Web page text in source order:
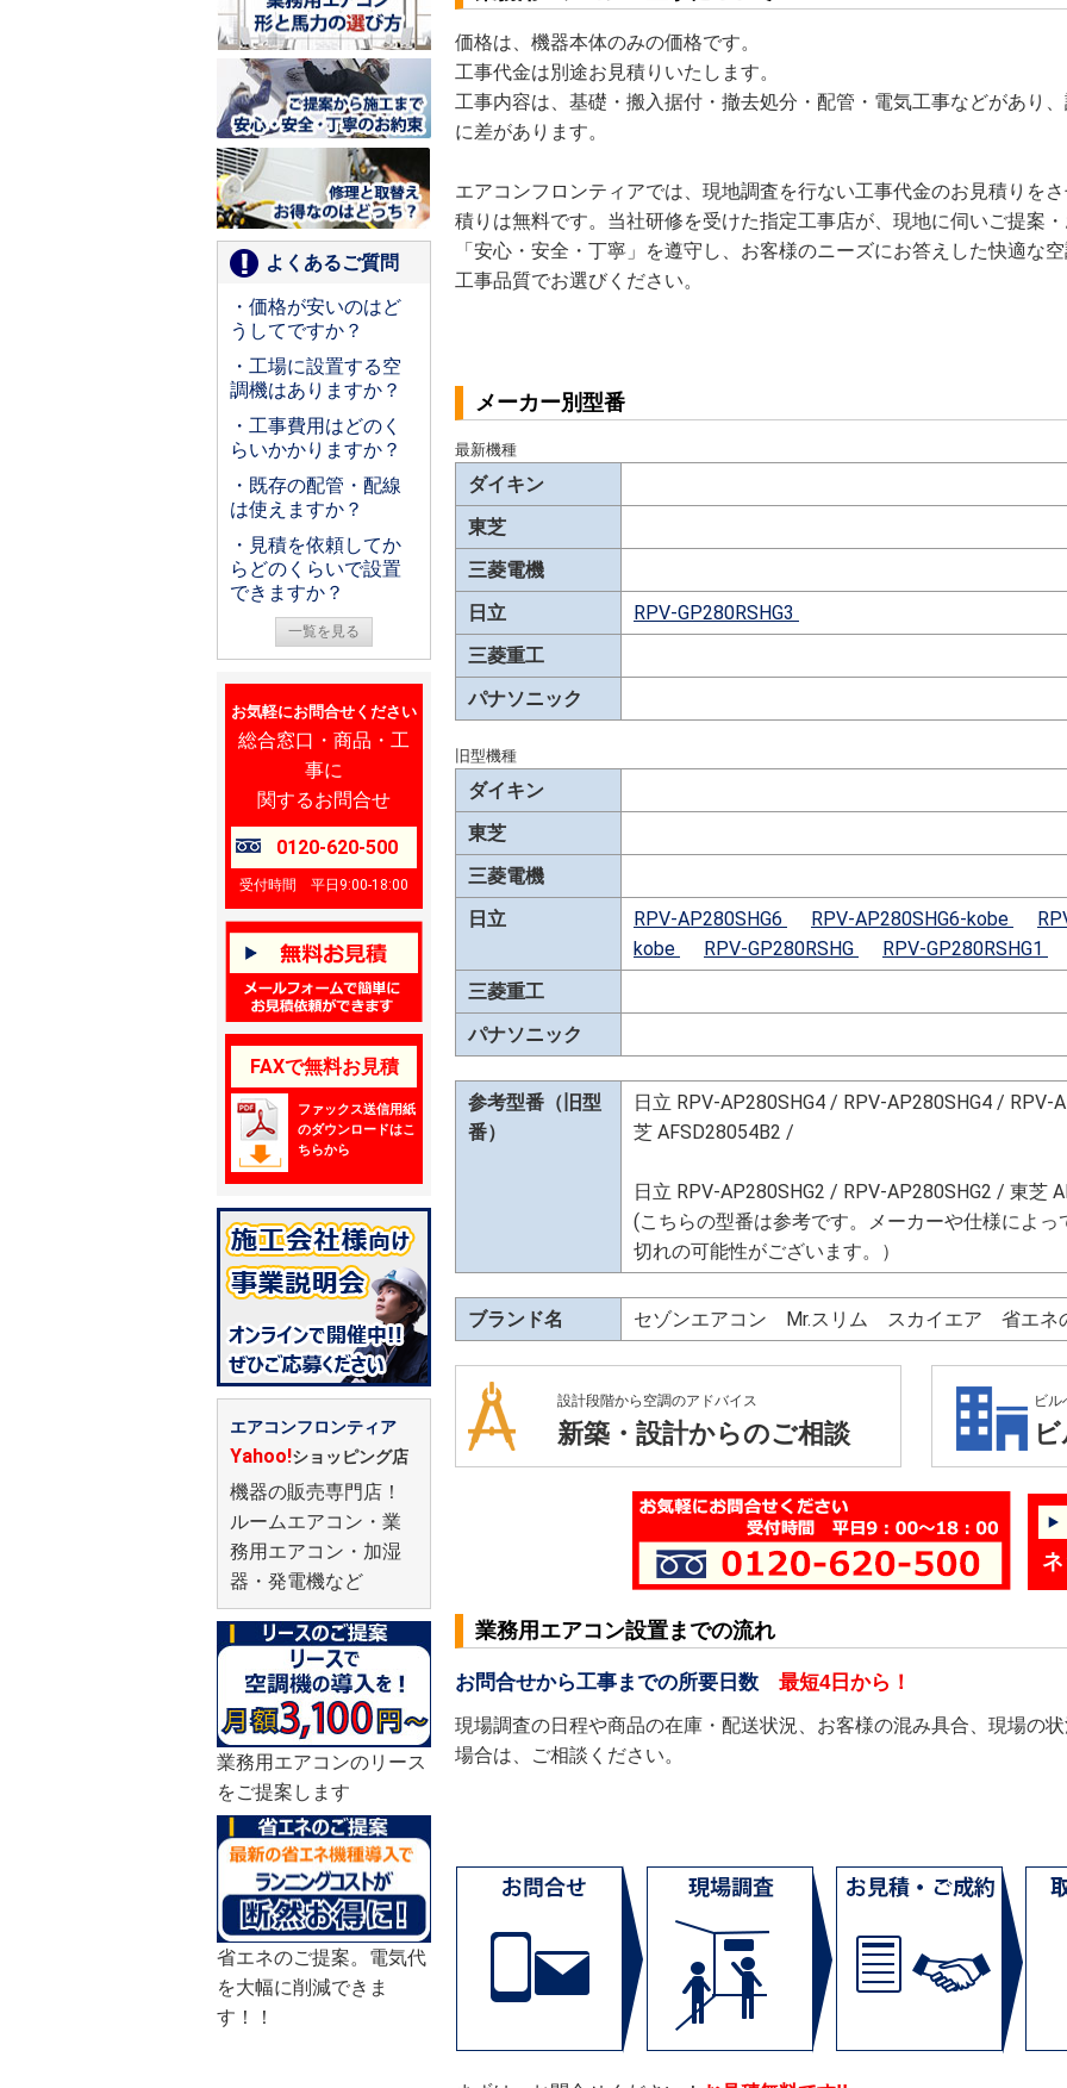
よくあるご質問
・価格が安いのはど
うしてですか？
・工場に設置する空
調機はありますか？
・工事費用はどのく
らいかかりますか？
・既存の配管・配線
は使えますか？
・見積を依頼してか
らどのくらいで設置
できますか？
一覧を見る
お気軽にお問合せください
総合窓口・商品・工
事に
関するお問合せ
0120-620-500
受付時間 平日9:00-18:00
FAXで無料お見積
ファックス送信用紙
のダウンロードはこ
ちらから
エアコンフロンティア
Yahoo!ショッピング店
機器の販売専門店！
ルームエアコン・業
務用エアコン・加湿
器・発電機など
業務用エアコンのリース
をご提案します
省エネのご提案。電気代
を大幅に削減できま
す！！
価格は、機器本体のみの価格です。
工事代金は別途お見積りいたします。
工事内容は、基礎・搬入据付・撤去処分・配管・電気工事などがあり
に差があります。
エアコンフロンティアでは、現地調査を行ない工事代金のお見積りを
積りは無料です。当社研修を受けた指定工事店が、現地に伺いご提案
「安心・安全・丁寧」を遵守し、お客様のニーズにお答えした快適な
工事品質でお選びください。
メーカー別型番
最新機種
ダイキン
東芝
三菱電機
日立
RPV-GP280RSHG3
三菱重工
パナソニック
旧型機種
ダイキン
東芝
三菱電機
日立
RPV-AP280SHG6 RPV-AP280SHG6-kobe
kobe
RPV-GP280RSHG
RPV-GP280RSHG1
三菱重工
パナソニック
参考型番（旧型
番）
日立 RPV-AP280SHG4 / RPV-AP280SHG4 / RPV-
芝 AFSD28054B2 /
日立 RPV-AP280SHG2 / RPV-AP280SHG2 / 東芝
(こちらの型番は参考です。メーカーや仕様によ
切れの可能性がございます。）
ブランド名 セゾンエアコン Mr.スリム スカイエア 省エ
設計段階から空調のアドバイス
新築・設計からのご相談
ビ
業務用エアコン設置までの流れ
お問合せから工事までの所要日数 最短4日から！
現場調査の日程や商品の在庫・配送状況、お客様の混み具合、現場の
場合は、ご相談ください。